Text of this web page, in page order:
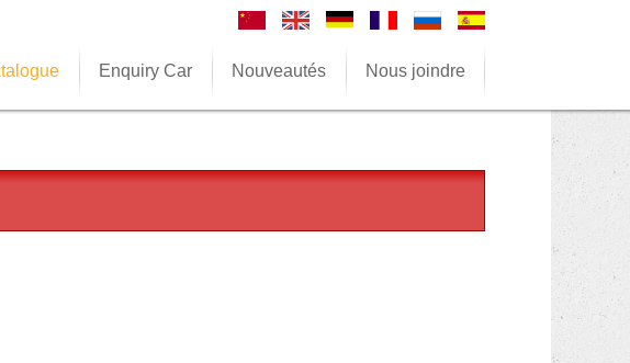
Enquiry Car Nouveautés Nous joindre